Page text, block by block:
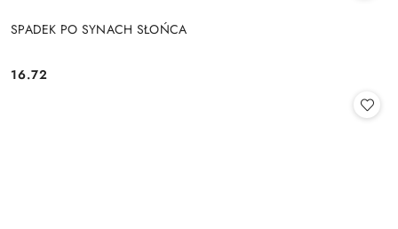
SPADEK PO SYNACH SŁOŃCA
Cena:
16.72